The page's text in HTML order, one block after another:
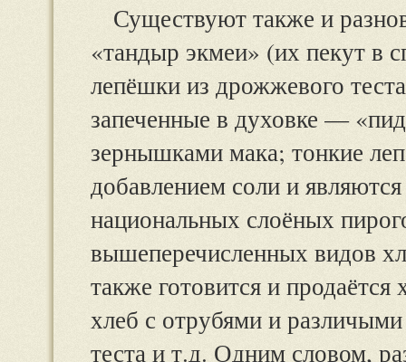
Существуют также и
«тандыр экмеи» (их пекут в
лепёшки из дрожжевого
запеченные в духовке —
зернышками мака; тонкие
добавлением соли и
национальных слоёных
вышеперечисленных видов
также готовится и
хлеб с отрубями и
теста и т.д. Одним словом,